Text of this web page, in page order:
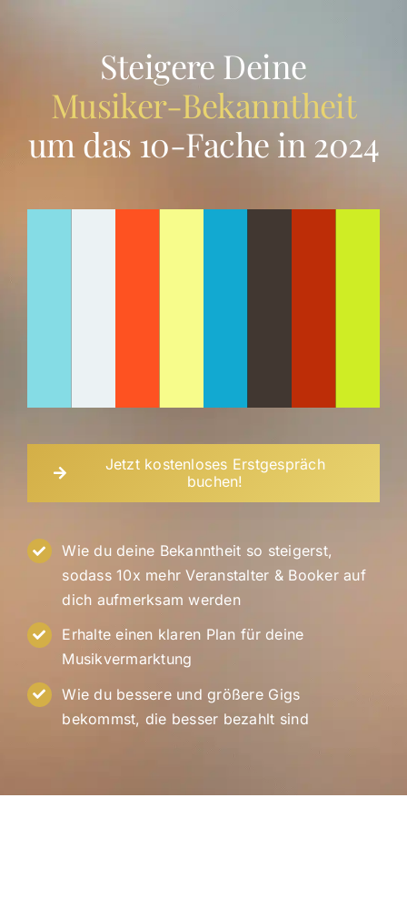
Steigere Deine
Musiker-Bekanntheit
um das 10-Fache in 2024
Jetzt kostenloses Erstgespräch
buchen!
Wie du deine Bekanntheit so steigerst,
sodass 10x mehr Veranstalter & Booker auf
dich aufmerksam werden
Erhalte einen klaren Plan für deine
Musikvermarktung
Wie du bessere und größere Gigs
bekommst, die besser bezahlt sind